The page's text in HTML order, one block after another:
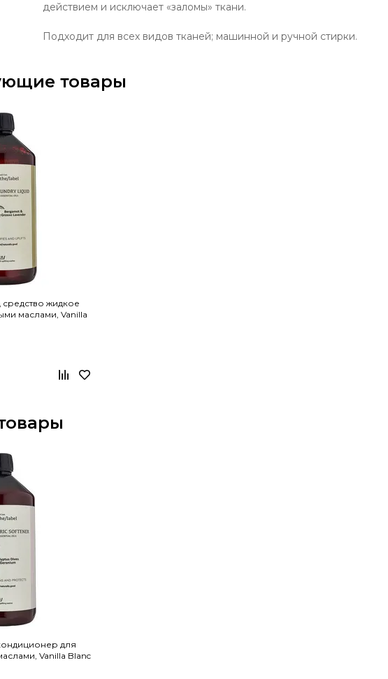
действием и исключает «заломы» ткани.
Подходит для всех видов тканей; машинной и ручной стирки.
товары
cредство жидкое
маслами, Vanilla
для
Vanilla Blanc